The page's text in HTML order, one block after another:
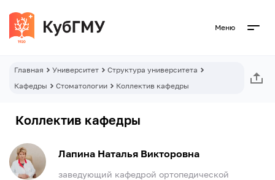
Меню
Главная Университет
Структура университета
Кафедры
Стоматологии Коллектив кафедры
Коллектив кафедры
Лапина Наталья Викторовна
заведующий кафедрой ортопедической